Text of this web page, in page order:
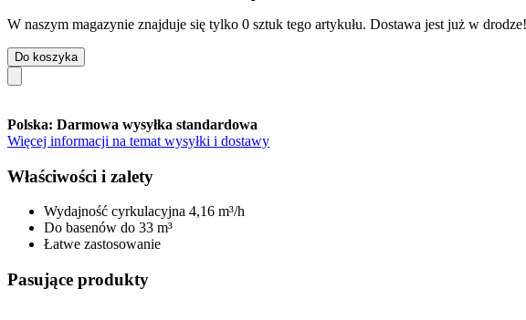
W naszym magazynie znajduje się tylko 0 sztuk tego artykułu. Dostawa jest już w
Do koszyka
Polska: Darmowa wysyłka standardowa
Więcej informacji na temat wysyłki i dostawy
Właściwości i zalety
Wydajność cyrkulacyjna 4,16 m³/h
Do basenów do 33 m³
Łatwe zastosowanie
Pasujące produkty